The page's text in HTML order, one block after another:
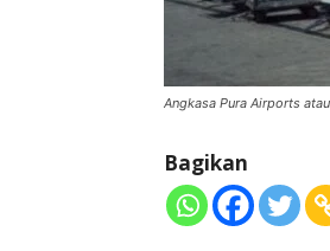
Angkasa Pura Airports
Bagikan